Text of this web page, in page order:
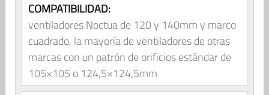
COMPATIBILIDAD:
ventiladores Noctua de 120 y 140mm y marco
cuadrado, la mayoría de ventiladores de otras
marcas con un patrón de orificios estándar de
105×105 o 124,5×124,5mm